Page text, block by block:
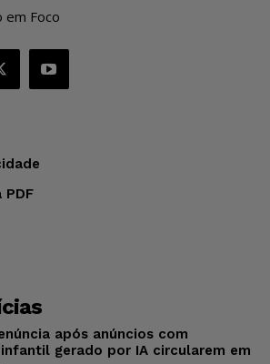
em Foco
PDF
após anúncios com
gerado por IA circularem em